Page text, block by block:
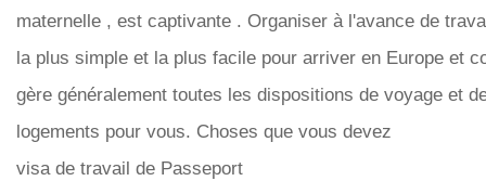
maternelle , est captivante . Organiser à l'avance de
la plus simple et la plus facile pour arriver en Europe et
gère généralement toutes les dispositions de voyage et
logements pour vous. Choses que vous devez
visa de travail de Passeport